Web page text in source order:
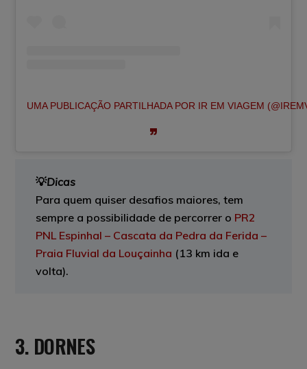
UMA PUBLICAÇÃO PARTILHADA POR IR EM VIAGEM
💡Dicas
Para quem quiser desafios maiores, tem
sempre a possibilidade de percorrer o PR2
PNL Espinhal – Cascata da Pedra da Ferida –
Praia Fluvial da Louçainha (13 km ida e
volta).
3. DORNES